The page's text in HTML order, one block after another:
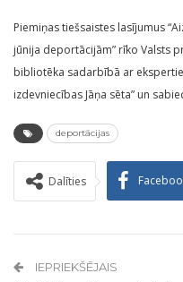
Piemiņas tiešsaistes lasījumus
jūnija deportācijām” rīko Valsts
bibliotēka sadarbībā ar
izdevniecības Jāņa sēta” un
deportācijas
Dalīties
IEPRIEKŠĒJAIS